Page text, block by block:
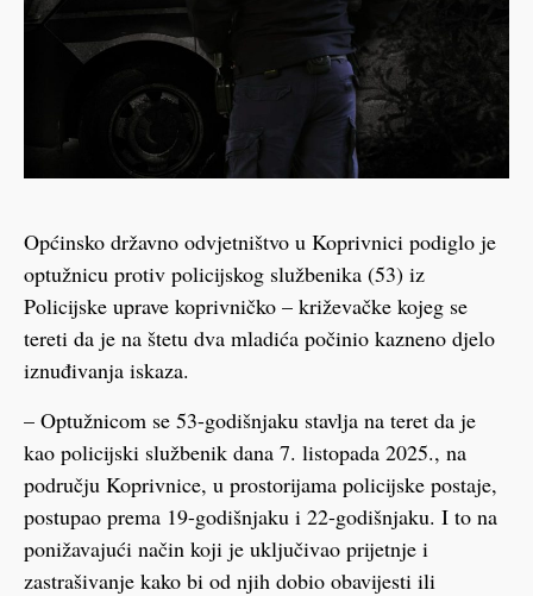
Općinsko državno odvjetništvo u Koprivnici podiglo je
optužnicu protiv policijskog službenika (53) iz
Policijske uprave koprivničko – križevačke kojeg se
tereti da je na štetu dva mladića počinio kazneno djelo
iznuđivanja iskaza.
– Optužnicom se 53-godišnjaku stavlja na teret da je
kao policijski službenik dana 7. listopada 2025., na
području Koprivnice, u prostorijama policijske postaje,
postupao prema 19-godišnjaku i 22-godišnjaku. I to na
ponižavajući način koji je uključivao prijetnje i
zastrašivanje kako bi od njih dobio obavijesti ili